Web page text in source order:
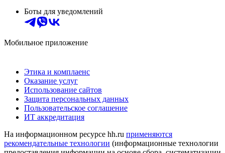
Боты для уведомлений
Мобильное приложение
Этика и комплаенс
Оказание услуг
Использование сайтов
Защита персональных данных
Пользовательское соглашение
ИТ аккредитация
На информационном ресурсе hh.ru применяются
рекомендательные технологии (информационные технологии